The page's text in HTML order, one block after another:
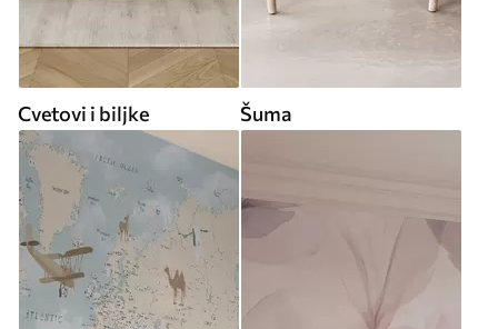
Cvetovi i biljke Šuma